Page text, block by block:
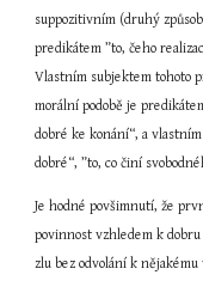
suppozitivním (druhý
predikátem ”to, čeho
Vlastním subjektem tohoto
morální podobě je
dobré ke konání“, a
dobré“, ”to, co činí
Je hodné povšimnutí, že
povinnost vzhledem k
zlu bez odvolání k